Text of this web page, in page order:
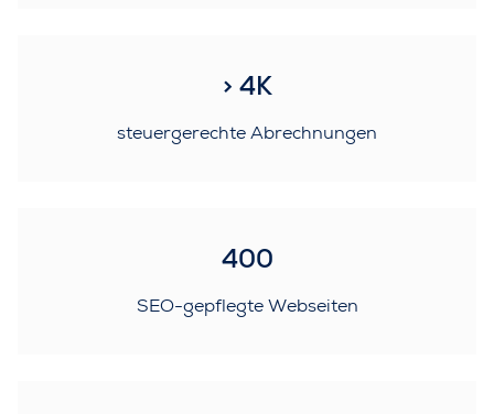
> 4K
steuergerechte Abrechnungen
400
SEO-gepflegte Webseiten